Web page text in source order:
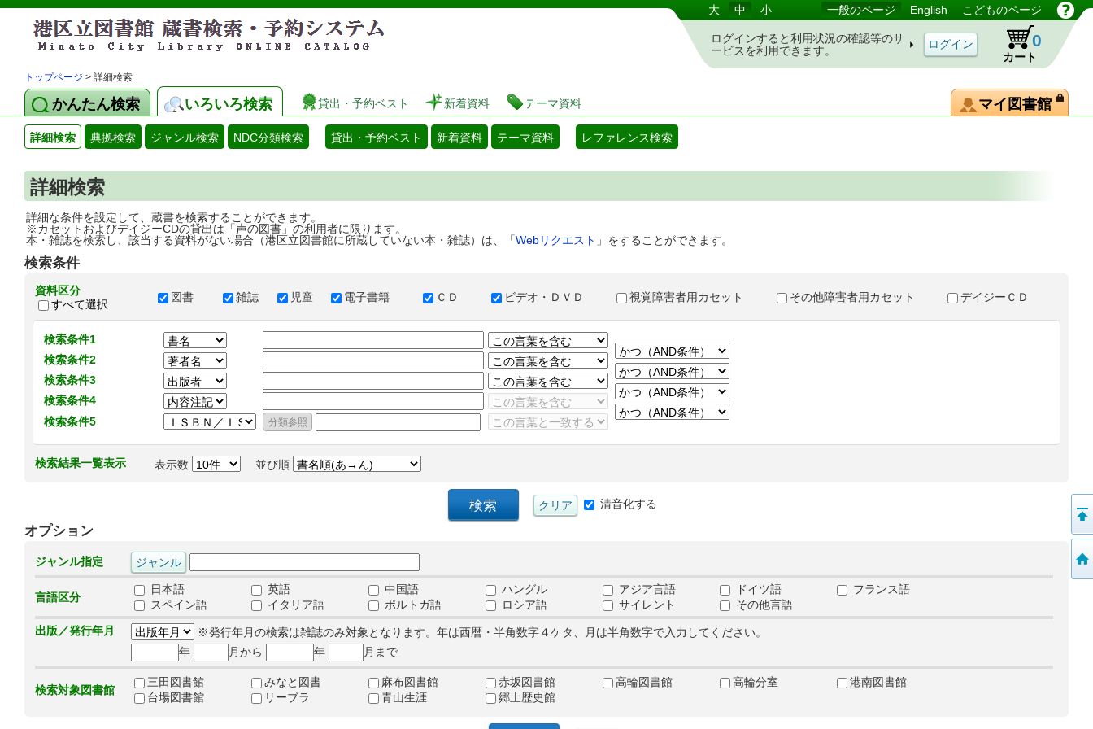
港区立図書館 蔵書検索・予約システム 大 中 小 一般のページ English こどものページ
ログインすると利用状況の確認等のサ
ービスを利用できます。
カート
0
トップページ > 詳細検索
かんたん検索 いろいろ検索 貸出・予約ベスト 新着資料 テーマ資料 マイ図書館
詳細検索 典拠検索 ジャンル検索 NDC分類検索 貸出・予約ベスト 新着資料 テーマ資料 レファレンス検索
詳細検索
詳細な条件を設定して、蔵書を検索することができます。
※カセットおよびデイジーCDの貸出は「声の図書」の利用者に限ります。
本・雑誌を検索し、該当する資料がない場合（港区立図書館に所蔵していない本・雑誌）は、「Webリクエスト 」をすることができます。
検索条件
資料区分
すべて選択
図書 雑誌 児童 電子書籍 ＣＤ ビデオ・ＤＶＤ 視覚障害者用カセット その他障害者用カセット デイジーＣＤ
検索条件1
検索条件2
検索条件3
検索条件4
検索条件5
検索結果一覧表示 表示数 並び順
清音化する
オプション
ジャンル指定
言語区分
日本語 英語 中国語 ハングル アジア言語 ドイツ語
フランス語
スペイン語
イタリア語 ポルトガ語 ロシア語 サイレント
その他言語
出版／発行年月
※発行年月の検索は雑誌のみ対象となります。年は西暦・半角数字４ケタ、月は半角数字で入力してください。
年
月から 年 月まで
検索対象図書館
三田図書館 みなと図書 麻布図書館 赤坂図書館 高輪図書館 高輪分室
港南図書館
台場図書館
リーブラ 青山生涯 郷土歴史館